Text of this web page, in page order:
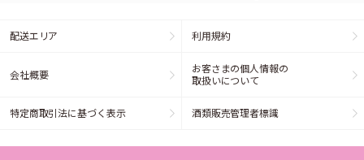
配送エリア 利用規約
会社概要
お客さまの個人情報の
取扱いについて
特定商取引法に基づく表示 酒類販売管理者標識